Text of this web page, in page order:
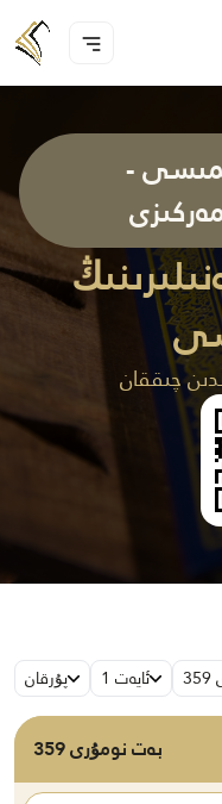
-
پۇرقان ئايەت 1
بەت نومۇرى 359